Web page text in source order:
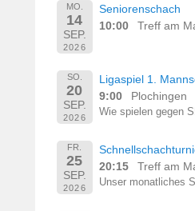
MO.
14
SEP.
2026
Seniorenschach
10:00
Treff am
SO.
20
SEP.
2026
Ligaspiel 1.
9:00
Plochingen
Wie spielen gegen
FR.
25
SEP.
2026
20:15
Treff am
Unser monatliches